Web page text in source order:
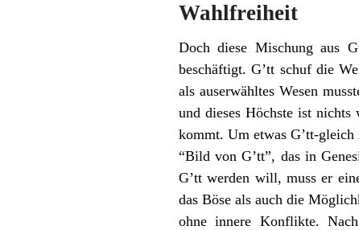
Wahlfreiheit
Doch diese Mischung aus
beschäftigt. G’tt schuf die
als auserwähltes Wesen
und dieses Höchste ist
kommt. Um etwas G’tt-
“Bild von G’tt”, das in
G’tt werden will, muss er
das Böse als auch die
ohne innere Konflikte.